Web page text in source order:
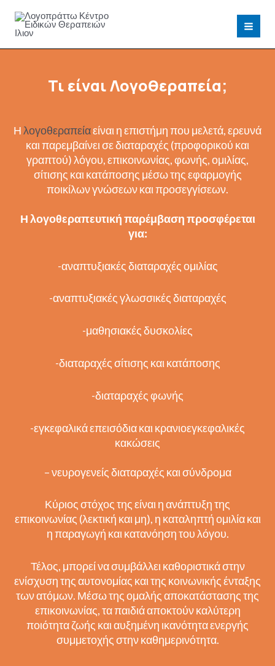
περιεχόμενο
Τι είναι Λογοθεραπεία;
Ηλογοθεραπείαείναι η επιστήμη που μελετά, ερευνά
και παρεμβαίνει σε διαταραχές (προφορικού και
γραπτού) λόγου, επικοινωνίας, φωνής, ομιλίας,
σίτισης και κατάποσης μέσω της εφαρμογής
ποικίλων γνώσεων και προσεγγίσεων.
Η λογοθεραπευτική παρέμβαση προσφέρεται
για:
-αναπτυξιακές διαταραχές ομιλίας
-αναπτυξιακές γλωσσικές διαταραχές
-μαθησιακές δυσκολίες
-διαταραχές σίτισης και κατάποσης
-διαταραχές φωνής
-εγκεφαλικά επεισόδια και κρανιοεγκεφαλικές
κακώσεις
– νευρογενείς διαταραχές και σύνδρομα
Κύριος στόχος της είναι η ανάπτυξη της
επικοινωνίας (λεκτική και μη), η καταληπτή ομιλία και
η παραγωγή και κατανόηση του λόγου.
Τέλος, μπορεί να συμβάλλει καθοριστικά στην
ενίσχυση της αυτονομίας και της κοινωνικής ένταξης
των ατόμων. Μέσω της ομαλής αποκατάστασης της
επικοινωνίας, τα παιδιά αποκτούν καλύτερη
ποιότητα ζωής και αυξημένη ικανότητα ενεργής
συμμετοχής στην καθημερινότητα.